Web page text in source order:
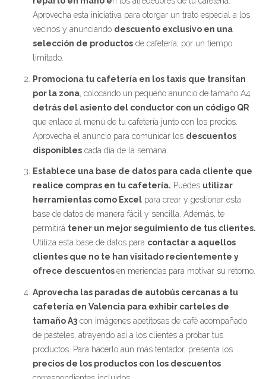
Aprovecha esta iniciativa para otorgar un trato especial a los
vecinos y anunciando descuento exclusivo en una
selección de productos de cafetería, por un tiempo
limitado.
Promociona tu cafetería en los taxis que transitan
por la zona , colocando un pequeño anuncio de tamaño A4
detrás del asiento del conductor con un código QR
que enlace al menú de tu cafetería junto con los precios.
Aprovecha el anuncio para comunicar los descuentos
disponibles cada día de la semana.
Establece una base de datos para cada cliente que
realice compras en tu cafetería. Puedes utilizar
herramientas como Excel para crear y gestionar esta
base de datos de manera fácil y sencilla. Además, te
permitirá tener un mejor seguimiento de tus clientes.
Utiliza esta base de datos para contactar a aquellos
clientes que no te han visitado recientemente y
ofrece descuentosen meriendas para motivar su retorno.
Aprovecha las paradas de autobús cercanas a tu
cafetería en Valencia para exhibir carteles de
tamaño A3 con imágenes apetitosas de café acompañado
de pasteles, atrayendo así a los clientes a probar tus
productos. Para hacerlo aún más tentador, presenta los
precios de los productos con los descuentos